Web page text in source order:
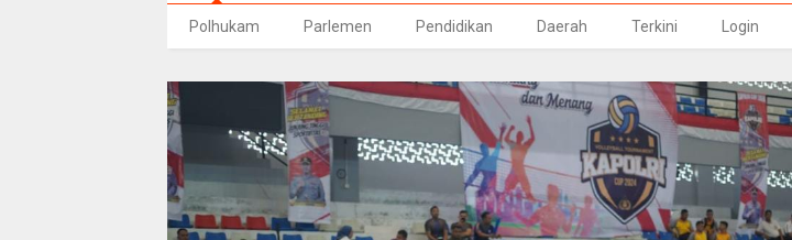
Polhukam Parlemen Pendidikan Daerah Terkini Login